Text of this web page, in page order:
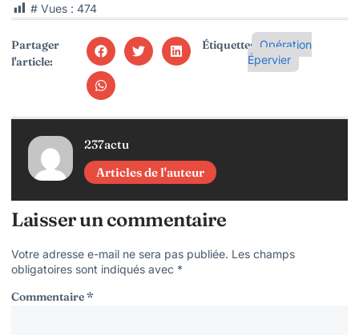
# Vues : 474
Partager
l'article:
Étiquettes:
Opération
Épervier
237actu
Articles de l'auteur
Laisser un commentaire
Votre adresse e-mail ne sera pas publiée. Les champs
obligatoires sont indiqués avec *
Commentaire*